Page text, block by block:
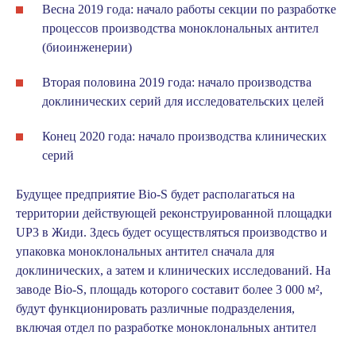
Весна 2019 года: начало работы секции по разработке
процессов производства моноклональных антител
(биоинженерии)
Вторая половина 2019 года: начало производства
доклинических серий для исследовательских целей
Конец 2020 года: начало производства клинических
серий
Будущее предприятие Bio-S будет располагаться на
территории действующей реконструированной площадки
UP3 в Жиди. Здесь будет осуществляться производство и
упаковка моноклональных антител сначала для
доклинических, а затем и клинических исследований. На
заводе Bio-S, площадь которого составит более 3 000 м²,
будут функционировать различные подразделения,
включая отдел по разработке моноклональных антител